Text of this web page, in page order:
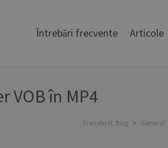
Întrebări frecvente Articole
VOB în MP4
TransferXL Blog > General